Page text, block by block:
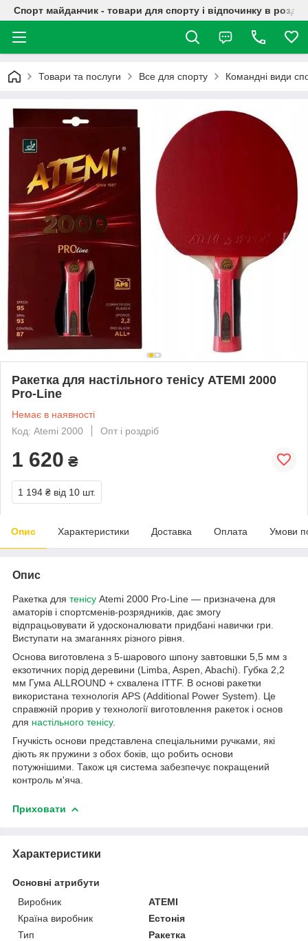
Спорт майданчик - товари для спорту і відпочинку в
Товари та послуги Все для спорту Командні види
Ракетка для настільного тенісу ATEMI 2000
Pro-Line
Немає в наявності
Код: Atemi 2000
Опт і роздріб
1 620 ₴
1 194 ₴ від 10 шт.
Опис Характеристики Доставка Оплата Умови
Опис
Ракетка для тенісу Atemi 2000 Pro-Line — призначена для
аматорів і спортсменів-розрядників, дає змогу
відпрацьовувати й удосконалювати придбані навички гри.
Виступати на змаганнях різного рівня.
Основа виготовлена з 5-шарового шпону завтовшки 5,5 мм з
екзотичних порід деревини (Limba, Aspen, Abachi). Губка 2,2
мм Гума ALLROUND + схвалена ITTF. В основі ракетки
використана технологія APS (Additional Power System). Це
справжній прорив у технології виготовлення ракеток і основ
для настільного тенісу.
Гнучкість основи представлена спеціальними ручками, які
діють як пружини з обох боків, що робить основи
потужнішими. Також ця система забезпечує покращений
контроль м'яча.
Приховати
Характеристики
Основні атрибути
Виробник
ATEMI
Країна виробник
Естонія
Тип
Ракетка